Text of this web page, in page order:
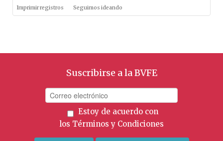
Imprimir registros Seguimos ideando
Suscribirse a la BVFE
Estoy de acuerdo con
los Términos y Condiciones